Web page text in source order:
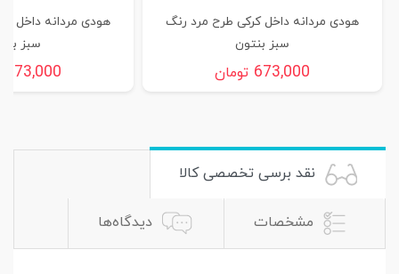
هودی مردانه داخل کرکی طرح مرد رنگ
سبز بنتون
673,000 تومان
هودی مردانه داخل
سبز
673,000
نقد برسی تخصصی کالا
مشخصات دیدگاه‌ها